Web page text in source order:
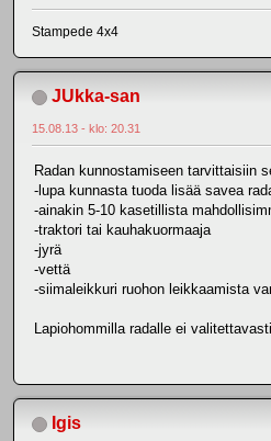
Stampede 4x4
JUkka-san
15.08.13 - klo: 20.31
Radan kunnostamiseen tarvittaisiin
-lupa kunnasta tuoda lisää savea
-ainakin 5-10 kasetillista
-traktori tai kauhakuormaaja
-jyrä
-vettä
-siimaleikkuri ruohon leikkaamista
Lapiohommilla radalle ei
Igis